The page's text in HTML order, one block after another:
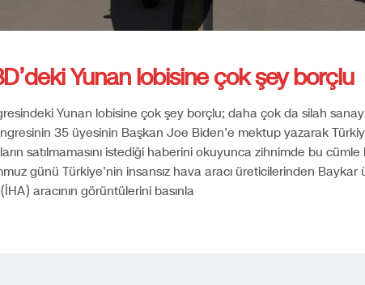
Yunan lobisine çok şey borçlu
Yunan lobisine çok şey borçlu; daha çok da silah
35 üyesinin Başkan Joe Biden’e mektup yazarak
satılmamasını istediği haberini okuyunca zihnimde bu cümle
günü Türkiye’nin insansız hava aracı üreticilerinden Baykar
(İHA) aracının görüntülerini basınla